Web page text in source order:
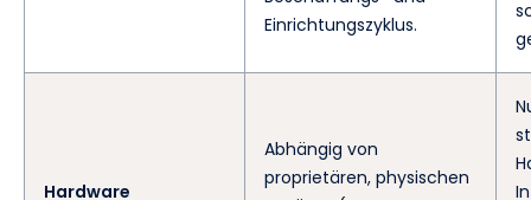
Einrichtungszyklus.
Hardware
Abhängig von
proprietären, physischen